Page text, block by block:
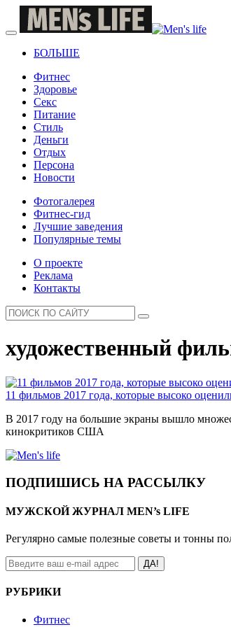
БОЛЬШЕ
Фитнес
Здоровье
Секс
Питание
Стиль
Деньги
Отдых
Персона
Новости
Фотогалерея
Фитнес-гид
Лучшие заведения
Популярные темы
О проекте
Реклама
Контакты
художественный
11 фильмов 2017 года, которые высоко
В 2017 году на большие экраны вышло
кинокритиков США
ПОДПИШИСЬ НА РАССЫЛКУ
МУЖСКОЙ ЖУРНАЛ MEN’s LIFE
Регулярно самые полезные советы и тонны
ДА!
РУБРИКИ
Фитнес